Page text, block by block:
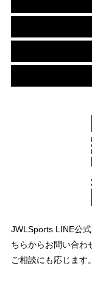
JWLSports LINE公
ちらからお問い合わ
ご相談にも応じます。